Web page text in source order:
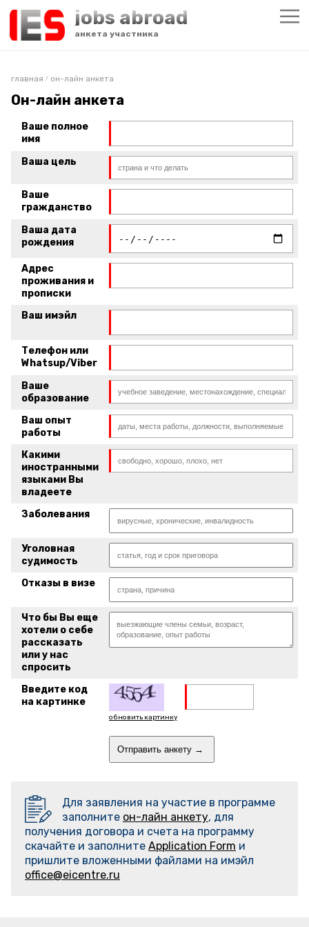
jobs abroad
анкета участника
главная / он-лайн анкета
Он-лайн анкета
Ваше полное
имя
Ваша цель
Ваше
гражданство
Ваша дата
рождения
Адрес
проживания и
прописки
Ваш имэйл
Телефон или
Whatsup/Viber
Ваше
образование
Ваш опыт
работы
Какими
иностранными
языками Вы
владеете
Заболевания
Уголовная
судимость
Отказы в визе
Что бы Вы еще
хотели о себе
рассказать
или у нас
спросить
Введите код
на картинке
обновить картинку
Для заявления на участие в программе
заполните он-лайн анкету, для
получения договора и счета на программу
скачайте и заполните Application Form и
пришлите вложенными файлами на имэйл
office@eicentre.ru